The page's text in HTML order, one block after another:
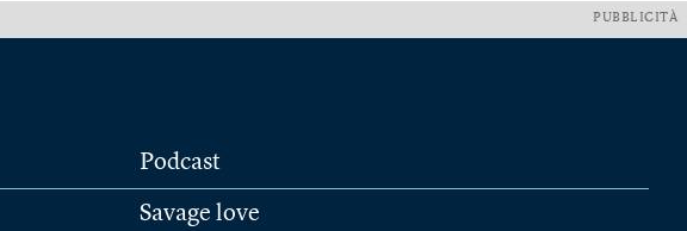
PUBBLICITÀ
Podcast
Savage love